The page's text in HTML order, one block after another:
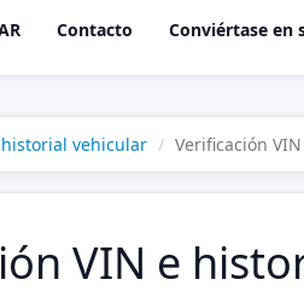
Contacto Conviértase en
vehicular Verificación
VIN e